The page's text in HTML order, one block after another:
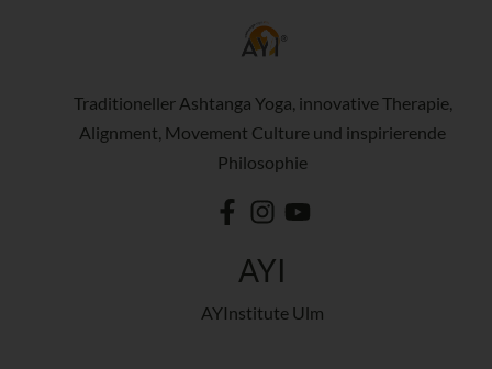
Traditioneller Ashtanga Yoga, innovative Therapie,
Alignment, Movement Culture und inspirierende
Philosophie
AYI
AYInstitute Ulm